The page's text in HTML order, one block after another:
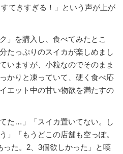
てきすぎる！」という声が上が
」を購入し、食べてみたとこ
たっぷりのスイカが楽しめまし
いますが、小粒なのでそのまま
かりと凍っていて、硬く食べ応
エット中の甘い物欲を満たすの
た…」「スイカ置いてない。し
」「もうどこの店舗も空っぽ。
った。2、3個欲しかった」と嘆